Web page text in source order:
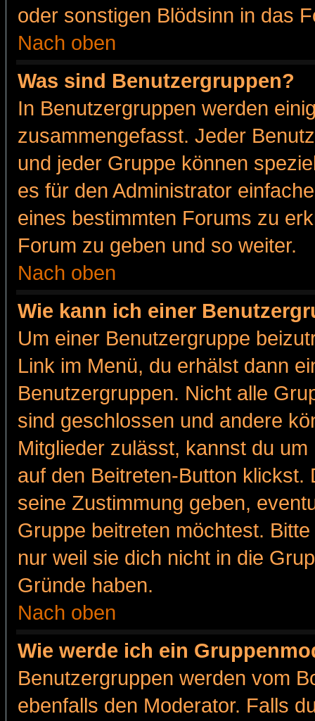
oder sonstigen Blödsinn in das
Nach oben
Was sind Benutzergruppen?
In Benutzergruppen werden
zusammengefasst. Jeder
und jeder Gruppe können
es für den Administrator
eines bestimmten Forums zu
Forum zu geben und so weiter.
Nach oben
Wie kann ich einer
Um einer Benutzergruppe
Link im Menü, du erhälst dann
Benutzergruppen. Nicht alle
sind geschlossen und andere
Mitglieder zulässt, kannst du
auf den Beitreten-Button
seine Zustimmung geben,
Gruppe beitreten möchtest.
nur weil sie dich nicht in die
Gründe haben.
Nach oben
Wie werde ich ein
Benutzergruppen werden vom
ebenfalls den Moderator. Falls